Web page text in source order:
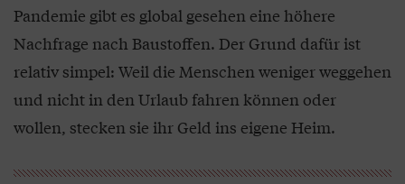
Pandemie gibt es global gesehen eine höhere
Nachfrage nach Baustoffen. Der Grund dafür ist
relativ simpel: Weil die Menschen weniger weggehen
und nicht in den Urlaub fahren können oder
wollen, stecken sie ihr Geld ins eigene Heim.